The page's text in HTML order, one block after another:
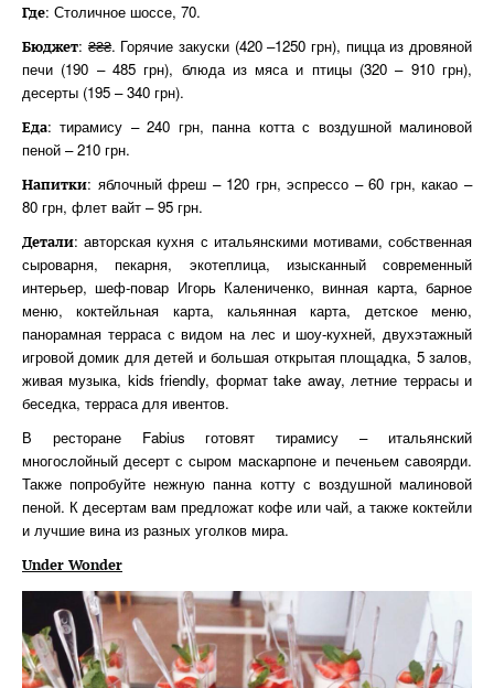
Где: Столичное шоссе, 70.
Бюджет: ₴₴₴. Горячие закуски (420 –1250 грн), пицца из дровяной
печи (190 – 485 грн), блюда из мяса и птицы (320 – 910 грн),
десерты (195 – 340 грн).
Еда: тирамису – 240 грн, панна котта с воздушной малиновой
пеной – 210 грн.
Напитки: яблочный фреш – 120 грн, эспрессо – 60 грн, какао –
80 грн, флет вайт – 95 грн.
Детали: авторская кухня с итальянскими мотивами, собственная
сыроварня, пекарня, экотеплица, изысканный современный
интерьер, шеф-повар Игорь Калениченко, винная карта, барное
меню, коктейльная карта, кальянная карта, детское меню,
панорамная терраса с видом на лес и шоу-кухней, двухэтажный
игровой домик для детей и большая открытая площадка, 5 залов,
живая музыка, kids friendly, формат take away, летние террасы и
беседка, терраса для ивентов.
В ресторане Fabius готовят тирамису – итальянский
многослойный десерт с сыром маскарпоне и печеньем савоярди.
Также попробуйте нежную панна котту с воздушной малиновой
пеной. К десертам вам предложат кофе или чай, а также коктейли
и лучшие вина из разных уголков мира.
Under Wonder